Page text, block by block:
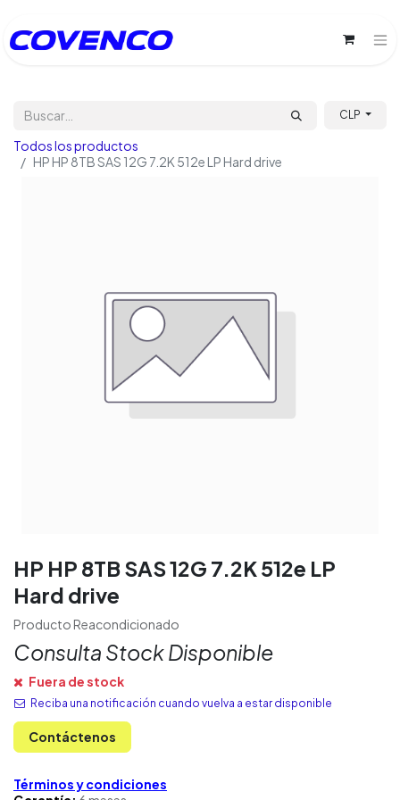
CLP
Todos los productos
HP HP 8TB SAS 12G 7.2K 512e LP Hard drive
HP HP 8TB SAS 12G 7.2K 512e LP
Hard drive
Producto Reacondicionado
Consulta Stock Disponible
Fuera de stock
Reciba una notificación cuando vuelva a estar disponible
Contáctenos
Términos y condiciones